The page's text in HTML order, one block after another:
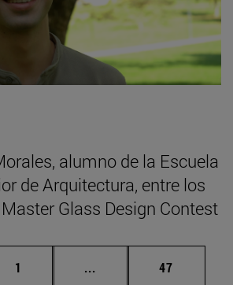
alumno de la Escuela
de Arquitectura, entre los
Glass Design Contest
Página
1 ... Páginas intermedias
Página
47